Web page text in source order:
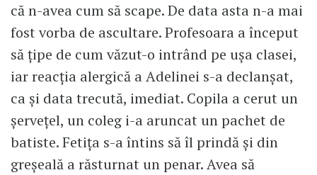
că n-avea cum să scape. De data asta n-a mai
fost vorba de ascultare. Profesoara a început
să țipe de cum văzut-o intrând pe ușa clasei,
iar reacția alergică a Adelinei s-a declanșat,
ca și data trecută, imediat. Copila a cerut un
șervețel, un coleg i-a aruncat un pachet de
batiste. Fetița s-a întins să îl prindă și din
greșeală a răsturnat un penar. Avea să